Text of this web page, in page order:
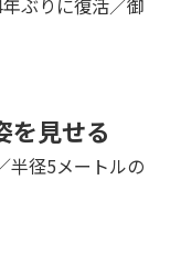
を見せる
半径5メートルの